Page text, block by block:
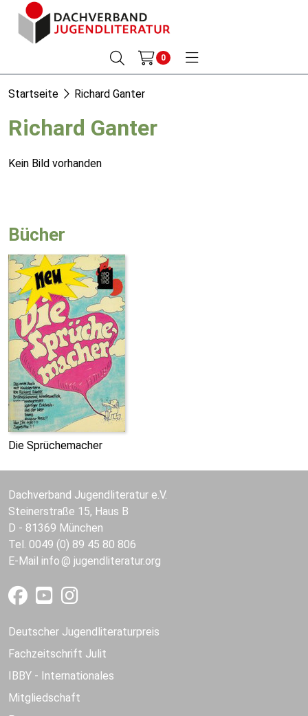
0
Startseite Richard Ganter
Richard Ganter
Kein Bild vorhanden
Bücher
Die Sprüchemacher
Dachverband Jugendliteratur e.V.
Steinerstraße 15, Haus B
D - 81369 München
Tel. 0049 (0) 89 45 80 806
E-Mail info jugendliteratur.org
Deutscher Jugendliteraturpreis
Fachzeitschrift Julit
IBBY - Internationales
Mitgliedschaft